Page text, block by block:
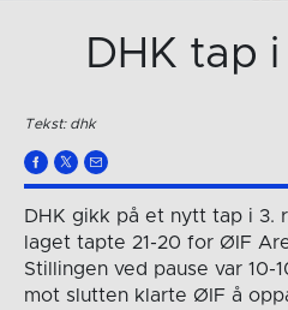
DHK tap
Tekst: dhk
DHK gikk på et nytt tap i 3.
laget tapte 21-20 for ØIF
Stillingen ved pause var 10-
mot slutten klarte ØIF å